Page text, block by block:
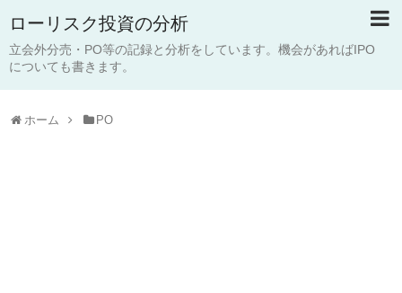
ローリスク投資の分析
立会外分売・PO等の記録と分析をしています。機会があればIPO
についても書きます。
ホーム PO